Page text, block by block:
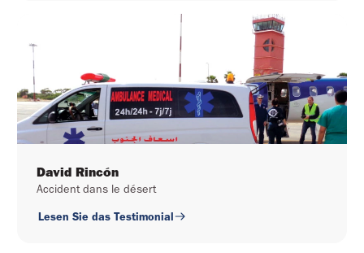
David Rincón
Accident dans le désert
Lesen Sie das Testimonial